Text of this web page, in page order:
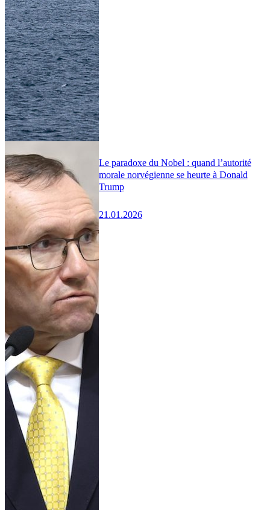
Le paradoxe du Nobel : quand l’autorité
morale norvégienne se heurte à Donald
Trump
21.01.2026